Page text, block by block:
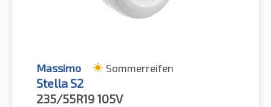
Massimo Sommerreifen
Stella S2
235/55R19105V